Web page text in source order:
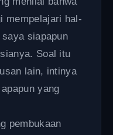
mempelajari hal-
siapapun
Soal itu
lain, intinya
yang
pembukaan